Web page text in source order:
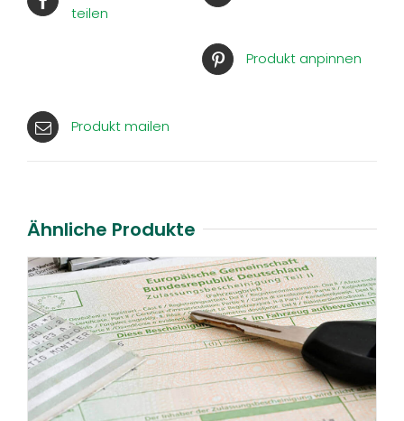
teilen
Produkt anpinnen
Produkt mailen
Ähnliche Produkte